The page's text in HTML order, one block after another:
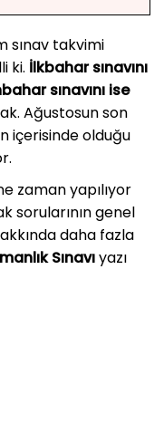
sınav takvimi
ki. İlkbahar sınavını
sınavını ise
Ağustosun son
içerisinde olduğu
zaman yapılıyor
sorularının genel
daha fazla
Sınavıyazı